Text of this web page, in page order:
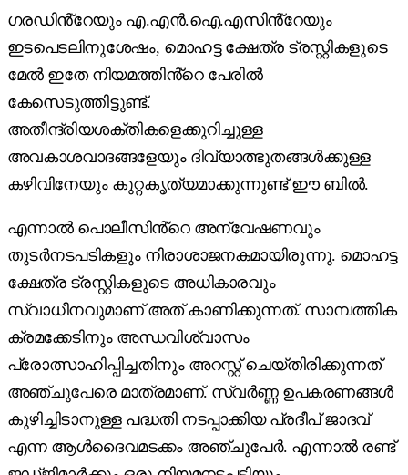
ഗരഡിൻ്റേയും എ.എൻ.ഐ.എസിൻ്റേയും
ഇടപെടലിനുശേഷം, മൊഹട്ട ക്ഷേത്ര ട്രസ്റ്റികളുടെ
മേൽ ഇതേ നിയമത്തിൻ്റെ പേരിൽ
കേസെടുത്തിട്ടുണ്ട്.
അതീന്ദ്രിയശക്തികളെക്കുറിച്ചുള്ള
അവകാശവാദങ്ങളേയും ദിവ്യാത്ഭുതങ്ങൾക്കുള്ള
കഴിവിനേയും കുറ്റകൃത്യമാക്കുന്നുണ്ട് ഈ ബിൽ.
എന്നാൽ പൊലീസിൻ്റെ അന്വേഷണവും
തുടർനടപടികളും നിരാശാജനകമായിരുന്നു. മൊഹട്ട
ക്ഷേത്ര ട്രസ്റ്റികളുടെ അധികാരവും
സ്വാധീനവുമാണ് അത് കാണിക്കുന്നത്. സാമ്പത്തിക
ക്രമക്കേടിനും അന്ധവിശ്വാസം
പ്രോത്സാഹിപ്പിച്ചതിനും അറസ്റ്റ് ചെയ്തിരിക്കുന്നത്
അഞ്ചുപേരെ മാത്രമാണ്. സ്വർണ്ണ ഉപകരണങ്ങൾ
കുഴിച്ചിടാനുള്ള പദ്ധതി നടപ്പാക്കിയ പ്രദീപ് ജാദവ്
എന്ന ആൾദൈവമടക്കം അഞ്ചുപേർ. എന്നാൽ രണ്ട്